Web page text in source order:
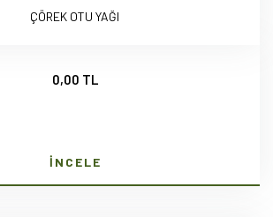
ÇÖREK OTU YAĞI
0,00 TL
İNCELE